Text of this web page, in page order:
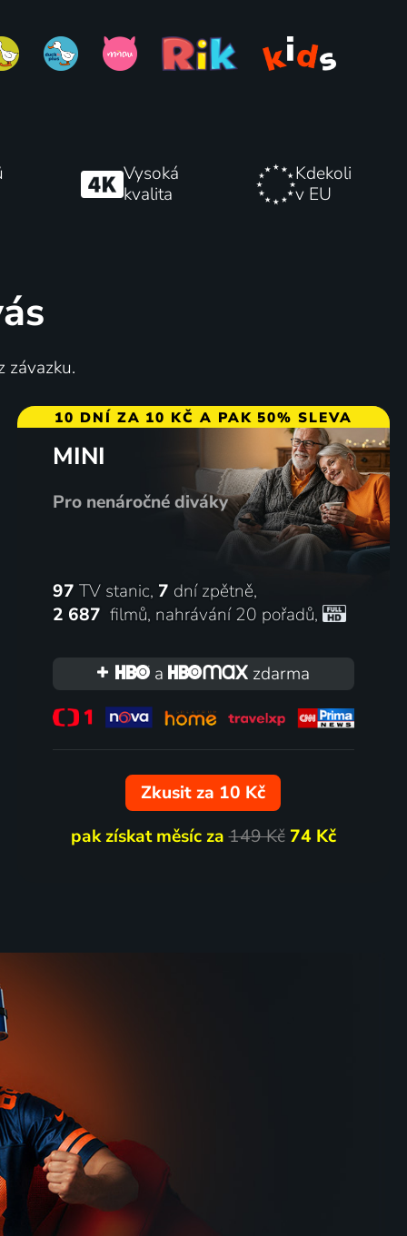
Vysoká
kvalita
Kdekoli
v EU
závazku.
10 DNÍ ZA 10 KČ A PAK 50% SLEVA
MINI
Pro nenáročné diváky
97 TV stanic, 7 dní zpětně,
2 687 filmů, nahrávání 20 pořadů,
a zdarma
Zkusit za 10 Kč
pak získat měsíc za149 Kč 74 Kč